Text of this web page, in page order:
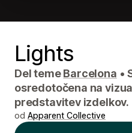
Lights
Del temeBarcelona •
osredotočena na
predstavitev izdelkov.
od Apparent Collective